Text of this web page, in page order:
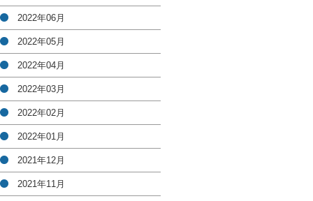
2022年06月
2022年05月
2022年04月
2022年03月
2022年02月
2022年01月
2021年12月
2021年11月